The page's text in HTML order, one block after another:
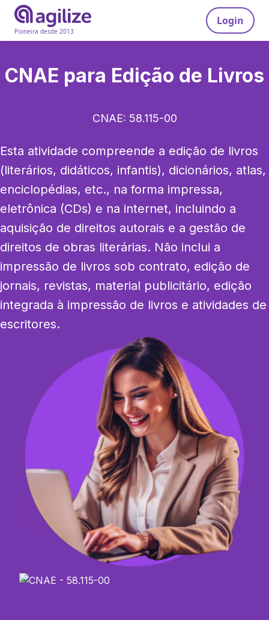
Pioneira desde 2013
Login
CNAE para Edição de Livros
CNAE: 58.115-00
Esta atividade compreende a edição de livros
(literários, didáticos, infantis), dicionários, atlas,
enciclopédias, etc., na forma impressa,
eletrônica (CDs) e na internet, incluindo a
aquisição de direitos autorais e a gestão de
direitos de obras literárias. Não inclui a
impressão de livros sob contrato, edição de
jornais, revistas, material publicitário, edição
integrada à impressão de livros e atividades de
escritores.